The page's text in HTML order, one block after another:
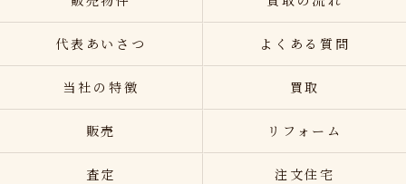
代表あいさつ よくある質問
当社の特徴 買取
販売 リフォーム
査定 注文住宅